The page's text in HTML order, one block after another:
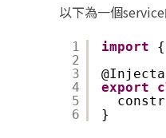
以下為一個
1
2
3
4
5
6
import
export
}